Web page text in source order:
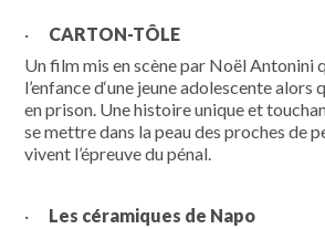
·
CARTON-TÔLE
Un film mis en scène par Noël Antonini
l’enfance d‘une jeune adolescente alors
en prison. Une histoire unique et
se mettre dans la peau des proches de
vivent l’épreuve du pénal.
·
Les céramiques de Napo